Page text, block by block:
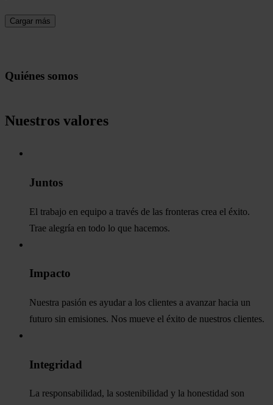
Cargar más
Quiénes somos
Nuestros valores
Juntos
El trabajo en equipo a través de las fronteras crea el éxito.
Trae alegría en todo lo que hacemos.
Impacto
Nuestra pasión es ayudar a los clientes a avanzar hacia un
futuro sin emisiones. Nos mueve el éxito de nuestros clientes.
Integridad
La responsabilidad, la sostenibilidad y la honestidad son